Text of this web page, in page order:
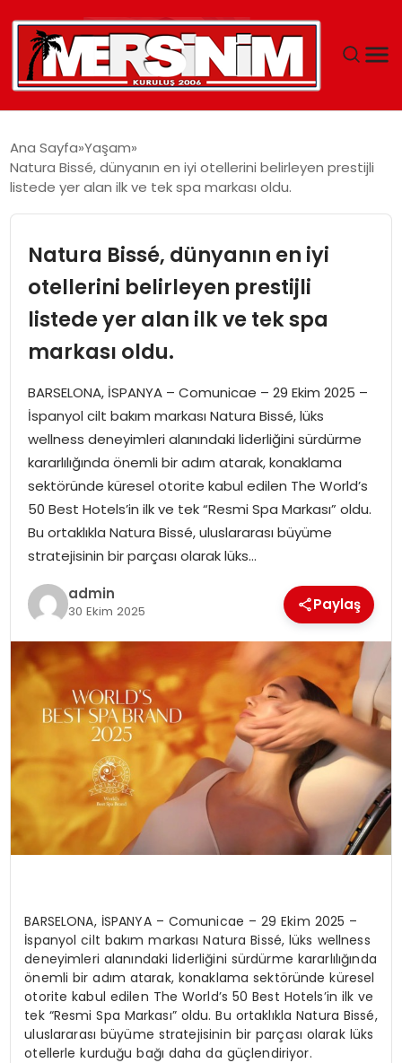
YAŞAM
EĞITIM
EKONOMI
MAGAZIN
DÜNYA
OTOMOBIL
Ana Sayfa Yaşam
Natura Bissé, dünyanın en iyi otellerini belirleyen prestijli
listede yer alan ilk ve tek spa markası oldu.
Natura Bissé, dünyanın en iyi
otellerini belirleyen prestijli
listede yer alan ilk ve tek spa
markası oldu.
BARSELONA, İSPANYA – Comunicae – 29 Ekim 2025 –
İspanyol cilt bakım markası Natura Bissé, lüks
wellness deneyimleri alanındaki liderliğini sürdürme
kararlılığında önemli bir adım atarak, konaklama
sektöründe küresel otorite kabul edilen The World’s
50 Best Hotels’in ilk ve tek “Resmi Spa Markası” oldu.
Bu ortaklıkla Natura Bissé, uluslararası büyüme
stratejisinin bir parçası olarak lüks…
admin
30 Ekim 2025 Paylaş
BARSELONA, İSPANYA – Comunicae – 29 Ekim 2025 –
İspanyol cilt bakım markası Natura Bissé, lüks wellness
deneyimleri alanındaki liderliğini sürdürme kararlılığında
önemli bir adım atarak, konaklama sektöründe küresel
otorite kabul edilen The World’s 50 Best Hotels’in ilk ve
tek “Resmi Spa Markası” oldu. Bu ortaklıkla Natura Bissé,
uluslararası büyüme stratejisinin bir parçası olarak lüks
otellerle kurduğu bağı daha da güçlendiriyor.